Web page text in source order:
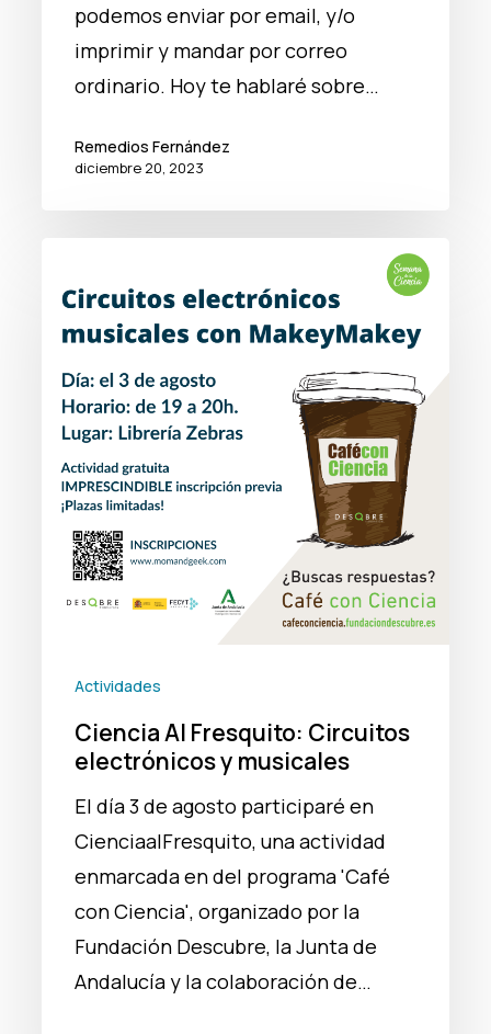
podemos enviar por email, y/o
imprimir y mandar por correo
ordinario. Hoy te hablaré sobre…
Remedios Fernández
diciembre 20, 2023
Fresquito:
electrónicos
musicales
Actividades
Ciencia Al Fresquito: Circuitos
electrónicos y musicales
El día 3 de agosto participaré en
CienciaalFresquito, una actividad
enmarcada en del programa 'Café
con Ciencia', organizado por la
Fundación Descubre, la Junta de
Andalucía y la colaboración de…